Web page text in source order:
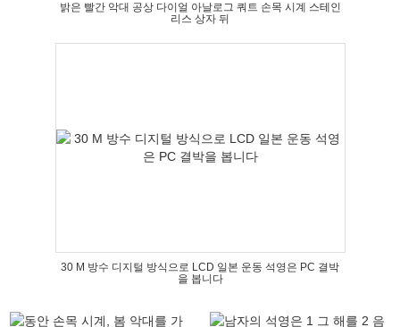
밝은 빨간 악대 공상 다이얼 아날로그 쿼트 손목 시계 스테인
리스 상자 뒤
30 M 방수 디지털 방식으로 LCD 일본 운동 석영은 PC 결박
을 봅니다